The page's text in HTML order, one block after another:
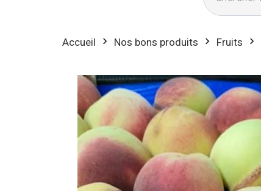
Accueil Nos bons produits Fruits